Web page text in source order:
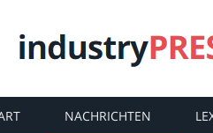
NACHRICHTEN